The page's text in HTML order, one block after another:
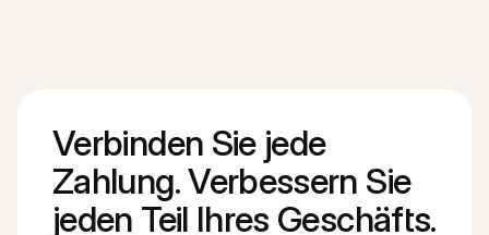
Verbinden Sie jede
Zahlung. Verbessern Sie
jeden Teil Ihres Geschäfts.